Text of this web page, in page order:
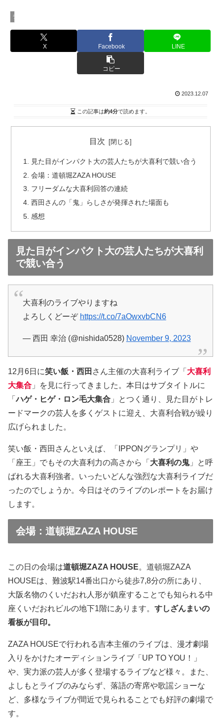
ライブレポート
X Facebook LINE
コピー
2023.12.07
この記事は約4分で読めます。
目次
見た目がインパクト大の芸人たちが大喜利で競い合う
会場：道頓堀ZAZA HOUSE
フリーダムな大喜利回答の連続
西田さんの「鬼」らしさが発揮された場面も
感想
見た目がインパクト大の芸人たちが大喜利
で競い合う
大喜利のライブやりますね
よろしくどーぞ https://t.co/7aOwxvbCN6
— 西田 幸治 (@nishida0528) November 9, 2023
12月6日に笑い飯・西田 さん主催の大喜利ライブ「 大喜利
大集合 」を見に行ってきました。本日はサブタイトルに
「ハゲ・ヒゲ・ロン毛大集合 」とつく通り、見た目がトレ
ードマークの芸人を多くゲストに迎え、大喜利合戦が繰り
広げられました。
笑い飯・西田さんといえば、「IPPONグランプリ」や
「座王」でもその大喜利力の高さから「 大喜利の鬼」と呼
ばれる大喜利強者。いったいどんな強烈な大喜利ライブだ
ったのでしょうか。今日はそのライブのレポートをお届け
します。
会場：道頓堀ZAZA HOUSE
この日の会場は道頓堀ZAZA HOUSE。道頓堀ZAZA
HOUSEは、難波駅14番出口から徒歩7,8分の所にあり、
大阪名物のくいだおれ人形が鎮座することでも知られる中
座くいだおれビルの地下1階にあります。 すしざんまいの
看板が目印。
ZAZA HOUSEで行われる吉本主催のライブは、漫才劇場
入りをかけたオーディションライブ「UP TO YOU！」
や、実力派の芸人が多く登場するライブなど様々。また、
よしもとライブのみならず、落語の寄席や歌謡ショーな
ど、多様なライブが間近で見られることでも好評の劇場で
す。